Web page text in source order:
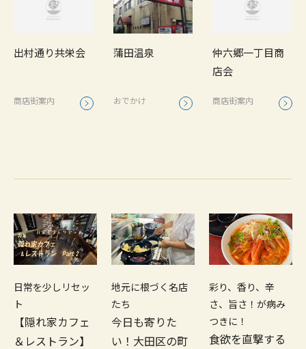
出村通り共栄会
商店街案内
蒲田温泉
おでかけ
仲六郷一丁目商
店会
商店街案内
日常を少しリセッ
ト
【隠れ家カフェ
＆レストラン】
地元に根づく名店
たち
今日も寄りた
い！大田区の町
彩り、香り、辛
さ、旨さ！が病み
つきに！
食欲を直撃する